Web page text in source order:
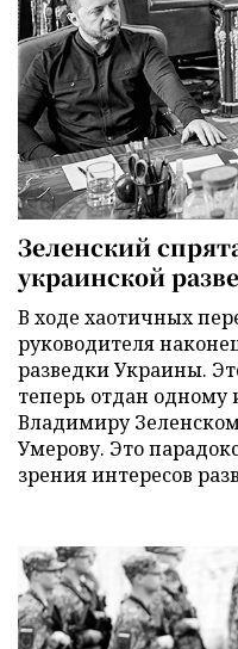
Зеленский
украинской
В ходе хаотичных
руководителя
разведки Украины.
теперь отдан одному
Владимиру
Умерову. Это
зрения интересов